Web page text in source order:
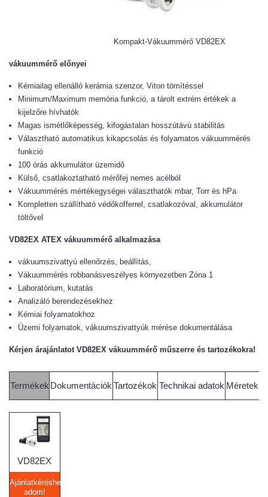
Kompakt-Vákuummérő VD82EX
vákuummérő előnyei
Kémiailag ellenálló kerámia szenzor, Viton tömítéssel
Minimum/Maximum memória funkció, a tárolt extrém értékek a
kijelzőre hívhatók
Magas ismétlőképesség, kifogástalan hosszútávú stabilitás
Választható automatikus kikapcsolás és folyamatos vákuummérés
funkció
100 órás akkumulátor üzemidő
Külső, csatlakoztatható mérőfej nemes acélból
Vákuummérés mértékegységei választhatók mbar, Torr és hPa
Kompletten szállítható védőkofferrel, csatlakozóval, akkumulátor
töltővel
VD82EX ATEX vákuummérő alkalmazása
vákuumszivattyú ellenőrzés, beállítás,
Vákuummérés robbanásveszélyes környezetben Zóna 1
Laboratórium, kutatás
Analizáló berendezésekhez
Kémiai folyamatokhoz
Üzemi folyamatok, vákuumszivattyúk mérése dokumentálása
Kérjen árajánlatot VD82EX vákuummérő műszerre és tartozékokra!
Termékek Dokumentációk Tartozékok Technikai adatok Méretek
VD82EX
Ajánlatkéréshez
adom!